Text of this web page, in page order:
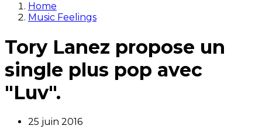
Home
Music Feelings
Tory Lanez propose un
single plus pop avec
"Luv".
25 juin 2016